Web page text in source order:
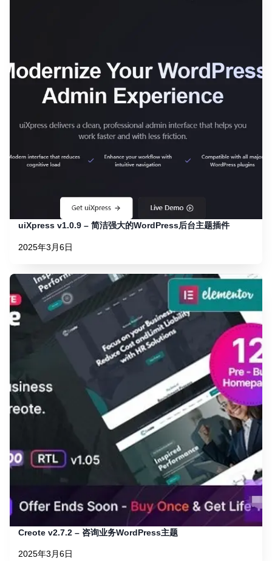
uiXpress v1.0.9 – 简洁强大的WordPress后台主题插件
2025年3月6日
Creote v2.7.2 – 咨询业务WordPress主题
2025年3月6日